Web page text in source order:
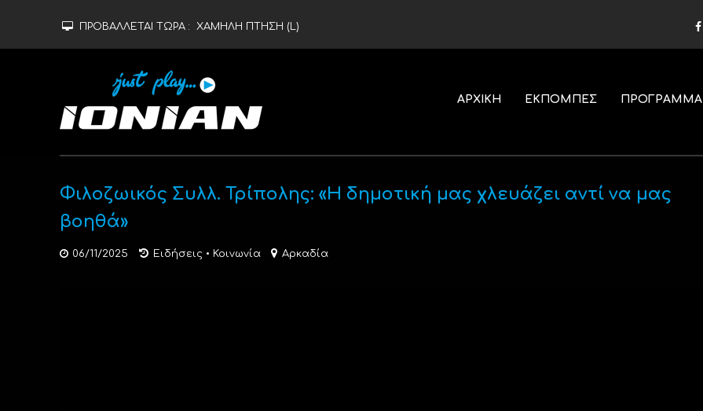
ΠΡΟΒΑΛΛΕΤΑΙ ΤΩΡΑ : ΧΑΜΗΛΗ ΠΤΗΣΗ (L)
ΑΡΧΙΚΗ ΕΚΠΟΜΠΕΣ ΠΡΟΓΡΑΜΜΑ
Φιλοζωικός Συλλ. Τρίπολης: «Η δημοτική μας χλευάζει αντί να μας
βοηθά»
06/11/2025 Ειδήσεις • Κοινωνία Αρκαδία